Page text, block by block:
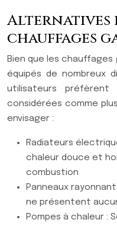
Alternatives
chauffages
Bien que les
équipés de nombreux
utilisateurs
considérées comme
envisager :
Radiateurs
chaleur douce et
combustion
Panneaux
ne présentent
Pompes à chaleur :